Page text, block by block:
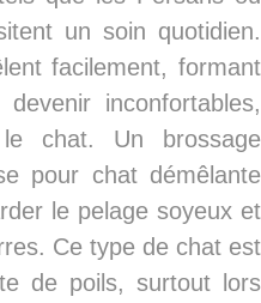
un soin quotidien.
facilement, formant
inconfortables,
chat. Un brossage
pour chatdémêlante
le pelage soyeux et
Ce type de chat est
de poils, surtout lors